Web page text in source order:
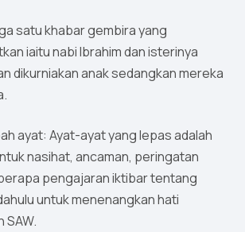
satu khabar gembira yang
iaitu nabi Ibrahim dan isterinya
dikurniakan anak sedangkan mereka
ayat: Ayat-ayat yang lepas adalah
nasihat, ancaman, peringatan
pengajaran iktibar tentang
untuk menenangkan hati
SAW.